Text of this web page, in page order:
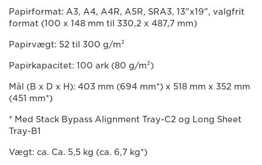
Papirformat: A3, A4, A4R, A5R, SRA3, 13"x19", valgfrit
format (100 x 148 mm til 330,2 x 487,7 mm)
Papirvægt: 52 til 300 g/m²
Papirkapacitet: 100 ark (80 g/m²)
Mål (B x D x H): 403 mm (694 mm*) x 518 mm x 352 mm
(451 mm*)
* Med Stack Bypass Alignment Tray-C2 og Long Sheet
Tray-B1
Vægt: ca. Ca. 5,5 kg (ca. 6,7 kg*)